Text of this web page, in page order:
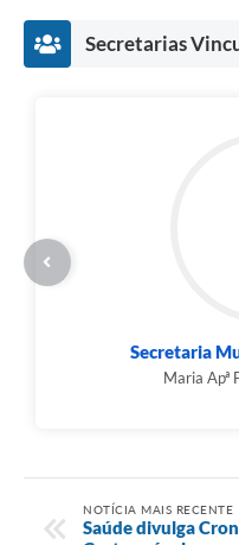
Secretarias
Secretaria
Maria Apª
NOTÍCIA MAIS RECENTE
Saúde divulga